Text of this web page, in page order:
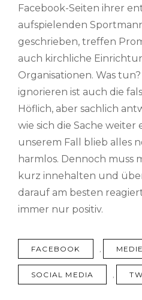
Facebook-Seiten ihrer
aufspielenden
geschrieben, treffen
auch kirchliche
Organisationen. Was
ignorieren ist auch die
Höflich, aber sachlich
wie sich die Sache weiter
unserem Fall blieb alles
harmlos. Dennoch muss
kurz innehalten und
darauf am besten
immer nur positiv.
TAGSFACEBOOK ,
SOCIAL MEDIA ,